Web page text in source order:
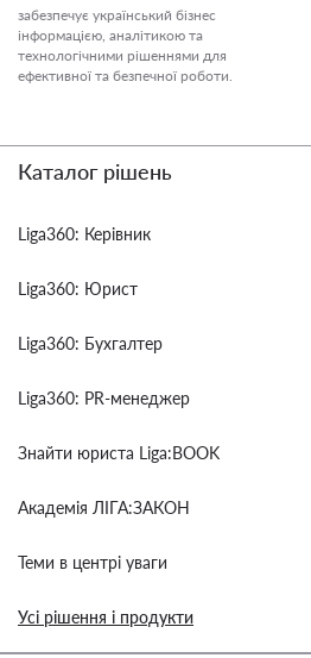
забезпечує український бізнес
інформацією, аналітикою та
технологічними рішеннями для
ефективної та безпечної роботи.
Каталог рішень
Liga360: Керівник
Liga360: Юрист
Liga360: Бухгалтер
Liga360: PR-менеджер
Знайти юриста Liga:BOOK
Академія ЛІГА:ЗАКОН
Теми в центрі уваги
Усі рішення і продукти